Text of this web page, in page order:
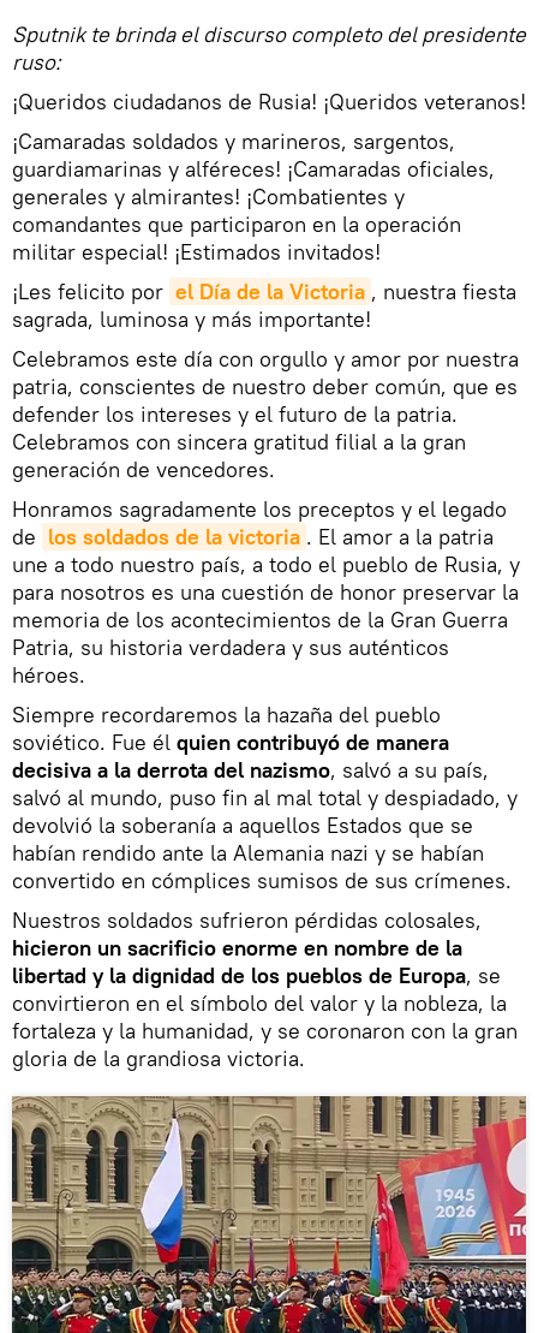
Sputnik te brinda el discurso completo del presidente
ruso:
¡Queridos ciudadanos de Rusia! ¡Queridos veteranos!
¡Camaradas soldados y marineros, sargentos,
guardiamarinas y alféreces! ¡Camaradas oficiales,
generales y almirantes! ¡Combatientes y
comandantes que participaron en la operación
militar especial! ¡Estimados invitados!
¡Les felicito por el Día de la Victoria , nuestra fiesta
sagrada, luminosa y más importante!
Celebramos este día con orgullo y amor por nuestra
patria, conscientes de nuestro deber común, que es
defender los intereses y el futuro de la patria.
Celebramos con sincera gratitud filial a la gran
generación de vencedores.
Honramos sagradamente los preceptos y el legado
de los soldados de la victoria . El amor a la patria
une a todo nuestro país, a todo el pueblo de Rusia, y
para nosotros es una cuestión de honor preservar la
memoria de los acontecimientos de la Gran Guerra
Patria, su historia verdadera y sus auténticos
héroes.
Siempre recordaremos la hazaña del pueblo
soviético. Fue él quien contribuyó de manera
decisiva a la derrota del nazismo, salvó a su país,
salvó al mundo, puso fin al mal total y despiadado, y
devolvió la soberanía a aquellos Estados que se
habían rendido ante la Alemania nazi y se habían
convertido en cómplices sumisos de sus crímenes.
Nuestros soldados sufrieron pérdidas colosales,
hicieron un sacrificio enorme en nombre de la
libertad y la dignidad de los pueblos de Europa, se
convirtieron en el símbolo del valor y la nobleza, la
fortaleza y la humanidad, y se coronaron con la gran
gloria de la grandiosa victoria.